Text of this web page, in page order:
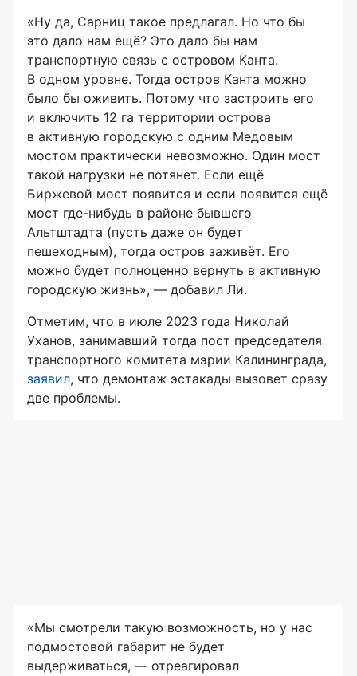
«Ну да, Сарниц такое предлагал. Но что бы
это дало нам ещё? Это дало бы нам
транспортную связь с островом Канта.
В одном уровне. Тогда остров Канта можно
было бы оживить. Потому что застроить его
и включить 12 га территории острова
в активную городскую с одним Медовым
мостом практически невозможно. Один мост
такой нагрузки не потянет. Если ещё
Биржевой мост появится и если появится ещё
мост где-нибудь в районе бывшего
Альтштадта (пусть даже он будет
пешеходным), тогда остров заживёт. Его
можно будет полноценно вернуть в активную
городскую жизнь», — добавил Ли.
Отметим, что в июле 2023 года Николай
Уханов, занимавший тогда пост председателя
транспортного комитета мэрии Калининграда,
заявил, что демонтаж эстакады вызовет сразу
две проблемы.
«Мы смотрели такую возможность, но у нас
подмостовой габарит не будет
выдерживаться, — отреагировал